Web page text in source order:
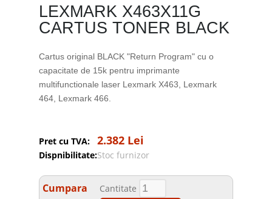
LEXMARK X463X11G
CARTUS TONER BLACK
Cartus original BLACK "Return Program" cu o
capacitate de 15k pentru imprimante
multifunctionale laser Lexmark X463, Lexmark
464, Lexmark 466.
Pret cu TVA: 2.382 Lei
Dispnibilitate:Stoc furnizor
Cumpara Cantitate